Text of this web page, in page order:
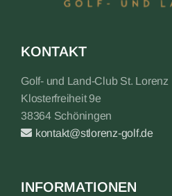
KONTAKT
Golf- und Land-Club St. Lorenz
Klosterfreiheit 9e
38364 Schöningen
kontakt@stlorenz-golf.de
INFORMATIONEN